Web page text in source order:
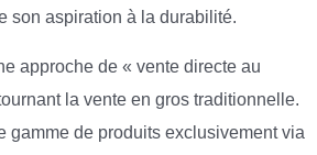
son aspiration à la durabilité.
approche de « vente directe au
la vente en gros traditionnelle.
gamme de produits exclusivement via